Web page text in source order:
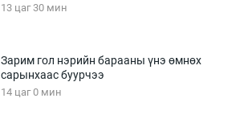
13 цаг 30 мин
Зарим гол нэрийн барааны үнэ өмнөх
сарынхаас буурчээ
14 цаг 0 мин